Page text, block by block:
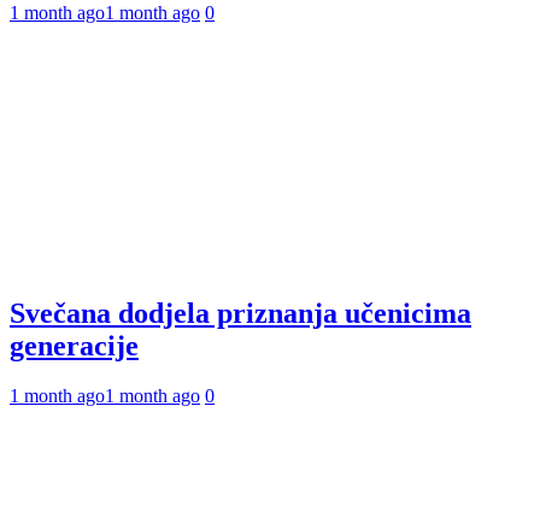
1 month ago1 month ago 0
Svečana dodjela priznanja učenicima
generacije
1 month ago1 month ago 0